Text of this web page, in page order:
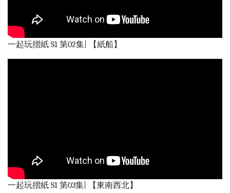
一起玩摺紙 S1 第02集| 【紙船】
一起玩摺紙 S1 第03集| 【東南西北】